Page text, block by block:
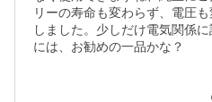
リーの寿命も変わらず、電圧
しました。少しだけ電気関係